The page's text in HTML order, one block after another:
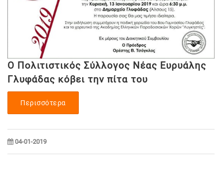
Ο Πολιτιστικός Σύλλογος Νέας Ευρυάλης
Γλυφάδας κόβει την πίτα του
Περισσότερα
04-01-2019